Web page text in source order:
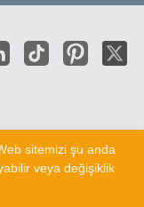
sitemizi şu anda
veya değişiklik